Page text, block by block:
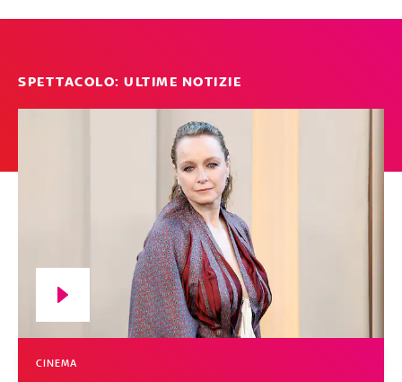
SPETTACOLO: ULTIME NOTIZIE
CINEMA